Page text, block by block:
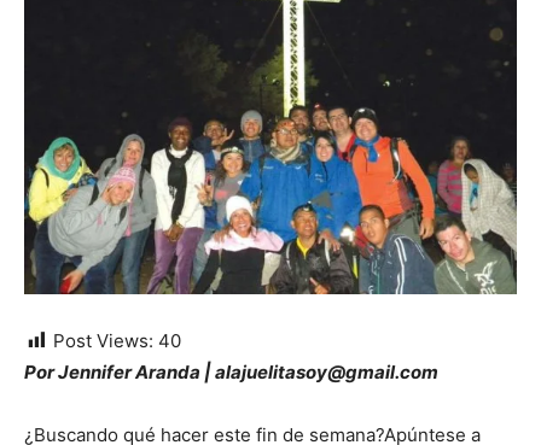
Post Views: 40
Por Jennifer Aranda | alajuelitasoy@gmail.com
¿Buscando qué hacer este fin de semana?Apúntese a